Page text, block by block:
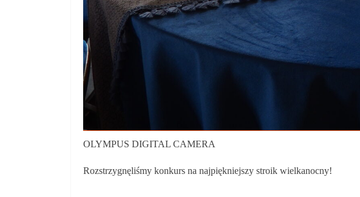
OLYMPUS DIGITAL CAMERA
Rozstrzygnęliśmy konkurs na najpiękniejszy stroik wielkanocny!